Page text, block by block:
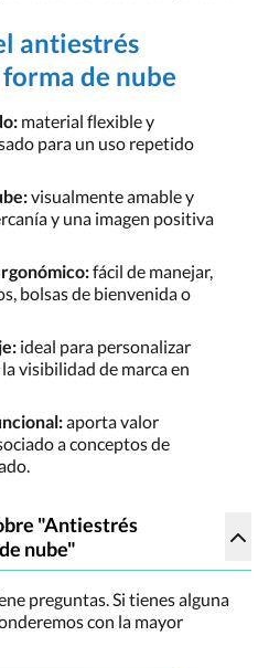
antiestrés
de nube
material flexible y
para un uso repetido
visualmente amable y
y una imagen positiva
fácil de manejar,
bolsas de bienvenida o
ideal para personalizar
visibilidad de marca en
aporta valor
a conceptos de
"Antiestrés
nube"
preguntas. Si tienes alguna
con la mayor